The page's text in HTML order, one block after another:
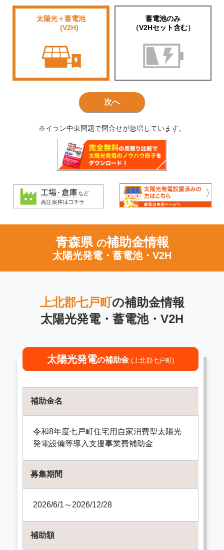
太陽光＋蓄電池
(V2H)
蓄電池のみ
（V2Hセット含む）
次へ
※イラン中東問題で問合せが急増しています。
青森県 の補助金情報
太陽光発電・蓄電池・V2H
上北郡七戸町の補助金情報
太陽光発電・蓄電池・V2H
太陽光発電の補助金 (上北郡七戸町)
補助金名
令和8年度七戸町住宅用自家消費型太陽光
発電設備等導入支援事業費補助金
募集期間
2026/6/1～2026/12/28
補助額